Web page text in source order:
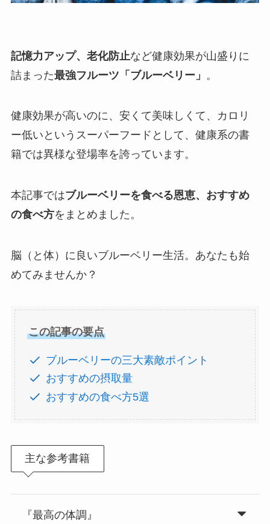
記憶力アップ、老化防止など健康効果が山盛りに
詰まった最強フルーツ「ブルーベリー」 。
健康効果が高いのに、安くて美味しくて、カロリ
ー低いというスーパーフードとして、健康系の書
籍では異様な登場率を誇っています。
本記事ではブルーベリーを食べる恩恵、おすすめ
の食べ方をまとめました。
脳（と体）に良いブルーベリー生活。あなたも始
めてみませんか？
この記事の要点
ブルーベリーの三大素敵ポイント
おすすめの摂取量
おすすめの食べ方5選
主な参考書籍
『最高の体調』